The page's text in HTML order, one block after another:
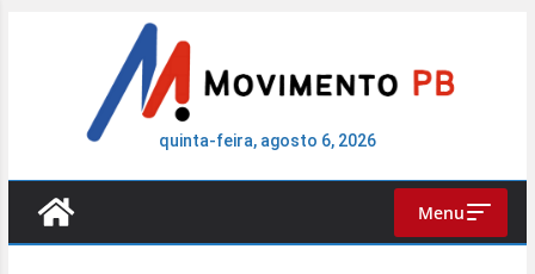
conteúdo
quinta-feira, agosto 6, 2026
Menu